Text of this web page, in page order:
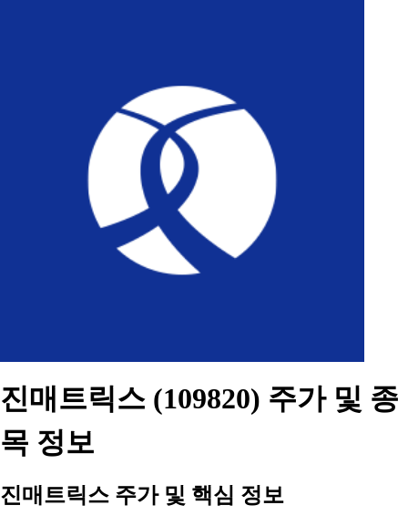
진매트릭스 (109820) 주가 및 종
목 정보
진매트릭스 주가 및 핵심 정보